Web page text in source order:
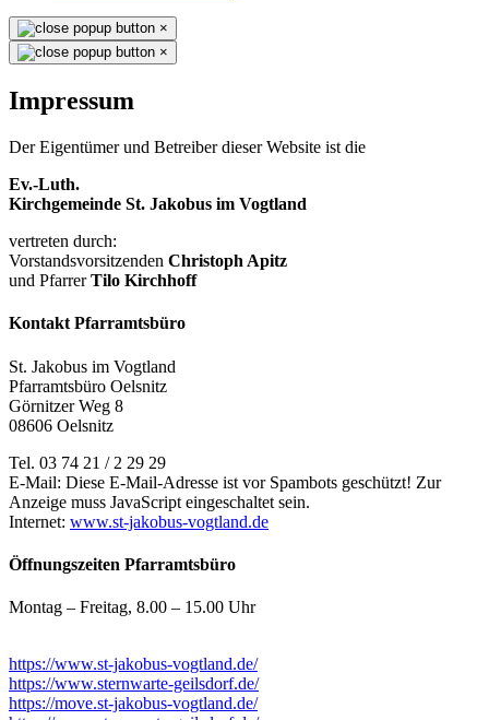
×
×
Impressum
Der Eigentümer und Betreiber dieser Website ist die
Ev.-Luth.
Kirchgemeinde St. Jakobus im Vogtland
vertreten durch:
Vorstandsvorsitzenden Christoph Apitz
und PfarrerTilo Kirchhoff
Kontakt Pfarramtsbüro
St. Jakobus im Vogtland
Pfarramtsbüro Oelsnitz
Görnitzer Weg 8
08606 Oelsnitz
Tel. 03 74 21 / 2 29 29
E-Mail: Diese E-Mail-Adresse ist vor Spambots geschützt! Zur
Anzeige muss JavaScript eingeschaltet sein.
Internet: www.st-jakobus-vogtland.de
Öffnungszeiten Pfarramtsbüro
Montag – Freitag, 8.00 – 15.00 Uhr
https://www.st-jakobus-vogtland.de/
https://www.sternwarte-geilsdorf.de/
https://move.st-jakobus-vogtland.de/